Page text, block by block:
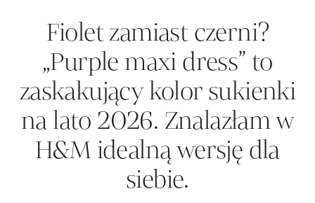
Fiolet zamiast czerni?
„Purple maxi dress” to
zaskakujący kolor sukienki
na lato 2026. Znalazłam w
H&M idealną wersję dla
siebie.